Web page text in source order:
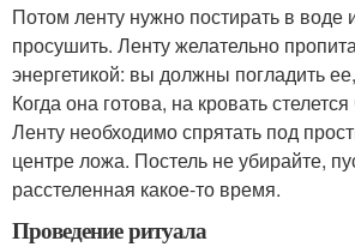
Потом ленту нужно постирать в воде
просушить. Ленту желательно
энергетикой: вы должны погладить
Когда она готова, на кровать
Ленту необходимо спрятать под
центре ложа. Постель не убирайте,
расстеленная какое-то время.
Проведение ритуала